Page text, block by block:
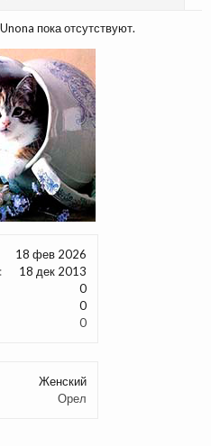
18 фев 2026
18 дек 2013
0
0
0
Женский
Орел
пока отсутствуют.